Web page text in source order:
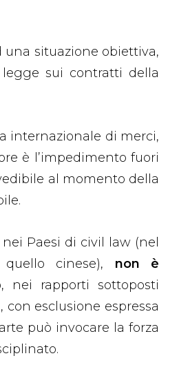
situazione obiettiva,
legge sui contratti della
internazionale di merci,
è l’impedimento fuori
al momento della
Paesi di civil law (nel
cinese), non è
nei rapporti sottoposti
esclusione espressa
può invocare la forza